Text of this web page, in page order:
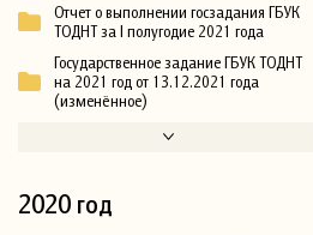
Отчет о выполнении госзадания ГБУК
ТОДНТ за I полугодие 2021 года
Государственное задание ГБУК ТОДНТ
на 2021 год от 13.12.2021 года
(изменённое)
2020 год